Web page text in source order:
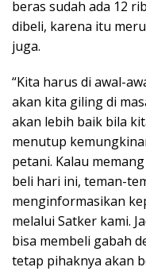
beras sudah ada 12
dibeli, karena itu
juga.
“Kita harus di awal-
akan kita giling di
akan lebih baik bila
menutup
petani. Kalau
beli hari ini, teman-
menginformasikan
melalui Satker kami.
bisa membeli gabah
tetap pihaknya akan